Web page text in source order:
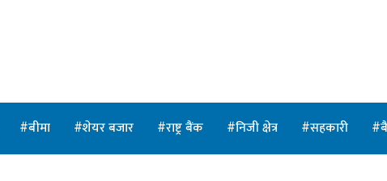
बीमा शेयर बजार राष्ट्र बैंक निजी क्षेत्र सहकारी